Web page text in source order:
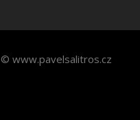
© www.pavelsalitros.cz